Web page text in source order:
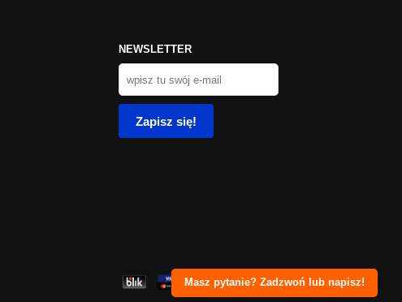
Masz pytanie? Zadzwoń lub napisz!
NEWSLETTER